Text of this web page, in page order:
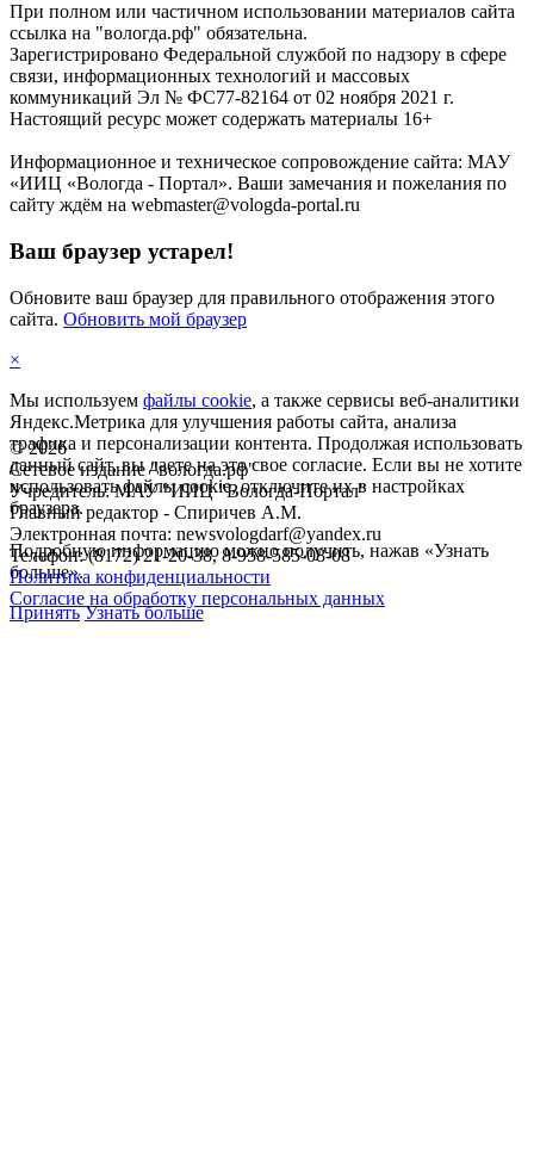
©2026
Сетевое издание "вологда.рф"
Учредитель: МАУ "ИИЦ "Вологда-Портал"
Главный редактор - Спиричев А.М.
Электронная почта: newsvologdarf@yandex.ru
Телефон: (8172) 21-20-38, 8-958-585-08-08
Политика конфиденциальности
Согласие на обработку персональных данных
При полном или частичном использовании материалов сайта
ссылка на "вологда.рф" обязательна.
Зарегистрировано Федеральной службой по надзору в сфере
связи, информационных технологий и массовых
коммуникаций Эл № ФС77-82164 от 02 ноября 2021 г.
Настоящий ресурс может содержать материалы 16+
Информационное и техническое сопровождение сайта: МАУ
«ИИЦ «Вологда - Портал». Ваши замечания и пожелания по
сайту ждём на webmaster@vologda-portal.ru
Ваш браузер устарел!
Обновите ваш браузер для правильного отображения этого
сайта. Обновить мой браузер
×
Мы используем файлы cookie, а также сервисы веб-аналитики
Яндекс.Метрика для улучшения работы сайта, анализа
трафика и персонализации контента. Продолжая использовать
данный сайт, вы даете на это свое согласие. Если вы не хотите
использовать файлы cookie, отключите их в настройках
браузера.
Подробную информацию можно получить, нажав «Узнать
больше».
Принять Узнать больше